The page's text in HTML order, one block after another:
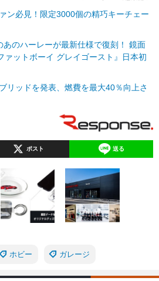
ン必見！限定3000個の精巧キーチェー
あのハーレーが最新仕様で復刻！ 鏡面
ァットボーイ グレイゴースト』日本初
リッドを発表、燃費を最大40％向上さ
ポスト 送る
ホビー ガレージ